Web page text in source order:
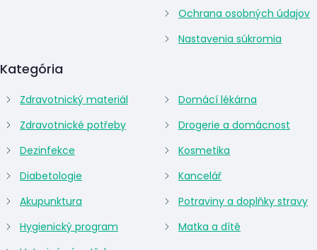
Kategória
Zdravotnický materiál
Zdravotnické potřeby
Dezinfekce
Diabetologie
Akupunktura
Hygienický program
Domácí lékárna
Drogerie a domácnost
Kosmetika
Kancelář
Potraviny a doplňky stravy
Matka a dítě
Ochrana osobných údajov
Nastavenia súkromia